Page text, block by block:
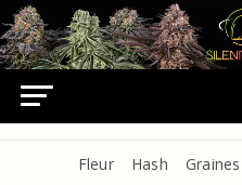
Fleur Hash Graines